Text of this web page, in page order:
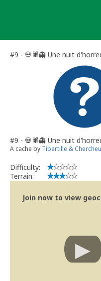
#9 - 💀🕷️👻 Une nuit
#9 - 💀🕷️👻 Une nuit
A cache by Tibertille &
Difficulty:
Terrain:
Join now to view